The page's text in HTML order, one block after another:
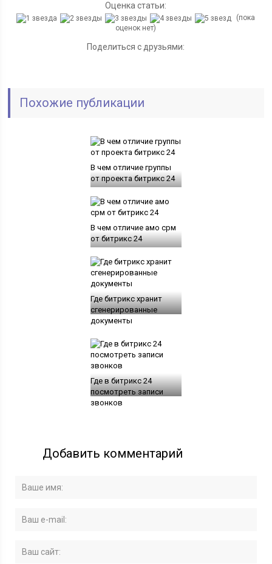
Оценка статьи:
(пока
оценок нет)
Поделиться с друзьями:
Похожие публикации
В чем отличие группы
от проекта битрикс 24
В чем отличие амо срм
от битрикс 24
Где битрикс хранит
сгенерированные
документы
Где в битрикс 24
посмотреть записи
звонков
Добавить комментарий